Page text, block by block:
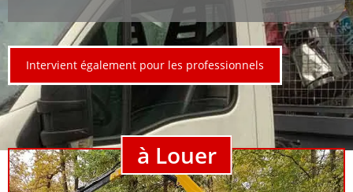
Intervient également pour les professionnels
à Louer